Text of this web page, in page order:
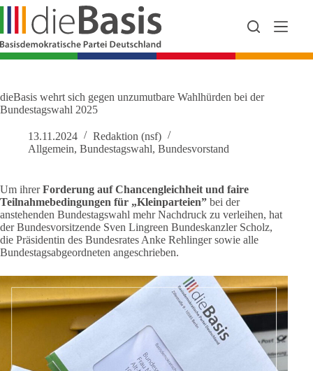
Zum
springen
dieBasis wehrt sich gegen unzumutbare Wahlhürden bei der
Bundestagswahl 2025
13.11.2024
Redaktion (nsf)
Allgemein, Bundestagswahl, Bundesvorstand
Um ihrerForderung auf Chancengleichheit und faire
Teilnahmebedingungen für „Kleinparteien” bei der
anstehenden Bundestagswahl mehr Nachdruck zu verleihen, hat
der Bundesvorsitzende Sven Lingreen Bundeskanzler Scholz,
die Präsidentin des Bundesrates Anke Rehlinger sowie alle
Bundestagsabgeordneten angeschrieben.